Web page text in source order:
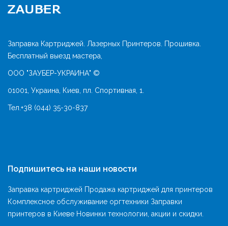
Заправка Картриджей. Лазерных Принтеров. Прошивка.
Бесплатный выезд мастера,
ООО "ЗАУБЕР-УКРАИНА" ©
01001, Украина, Киев, пл. Спортивная, 1.
Тел.+38 (044) 35-30-837
Подпишитесь на наши новости
Заправка картриджей Продажа картриджей для принтеров
Комплексное обслуживание оргтехники Заправки
принтеров в Киеве Новинки технологии, акции и скидки.